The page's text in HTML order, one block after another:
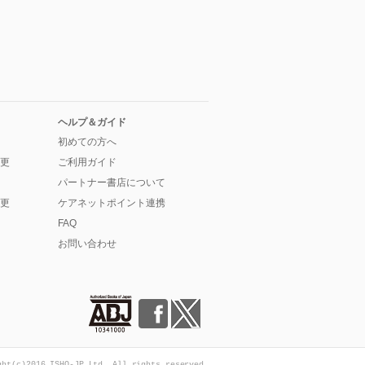
ヘルプ＆ガイド
初めての方へ
ご利用ガイド
パートナー書店について
ケアネットポイント連携
FAQ
お問い合わせ